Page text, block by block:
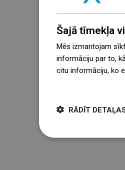
Šajā tīmekļa
Mēs izmantojam
informāciju par to,
citu informāciju, ko
RĀDĪT